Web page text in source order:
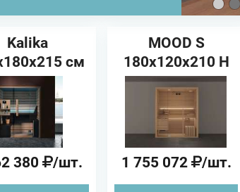
Kalika
см
Сауна
380 /шт.
MOOD S
180x120x210 H
cm JACUZZI
WELLNESS Сауна
1 755 072 /шт.